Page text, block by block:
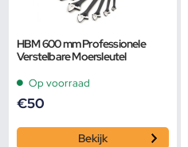
HBM 600 mm Professionele
Verstelbare Moersleutel
Op voorraad
€50
Bekijk